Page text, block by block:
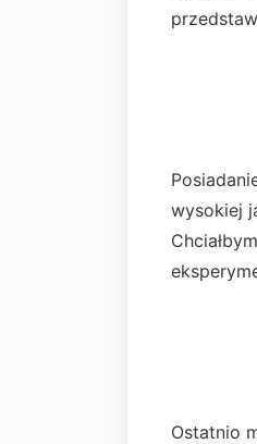
wysokiej
Ostatnio